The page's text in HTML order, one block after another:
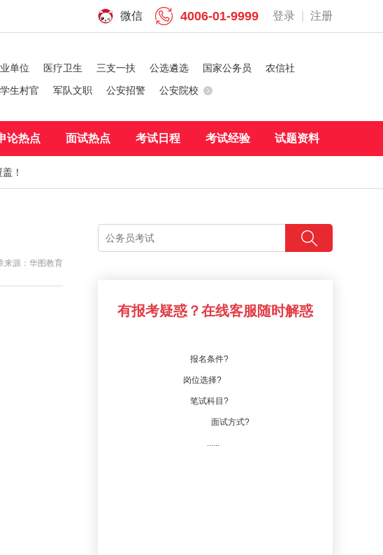
登录 注册
4006-01-9999
微信
单位 医疗卫生 三支一扶 公选遴选 国家公务员
农信社
生村官 军队文职 公安招警 公安院校
论热点 面试热点 考试日程 考试经验 试题资料
！
来源：华图教育
有报考疑惑？在线客服随时解惑
报名条件?
岗位选择?
笔试科目?
面试方式?
......